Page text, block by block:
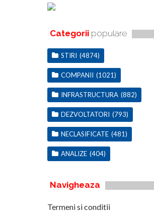
Categorii populare
STIRI (4874)
COMPANII (1021)
INFRASTRUCTURA (882)
DEZVOLTATORI (793)
NECLASIFICATE (481)
ANALIZE (404)
Navigheaza
Termeni si conditii